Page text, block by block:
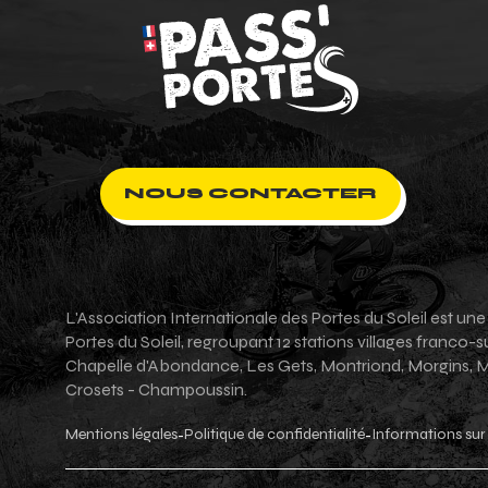
NOUS CONTACTER
L'Association Internationale des Portes du Soleil est
Portes du Soleil, regroupant 12 stations villages franco-
Chapelle d'Abondance, Les Gets, Montriond, Morgins,
Crosets - Champoussin.
Mentions légales-Politique de confidentialité-Informations sur